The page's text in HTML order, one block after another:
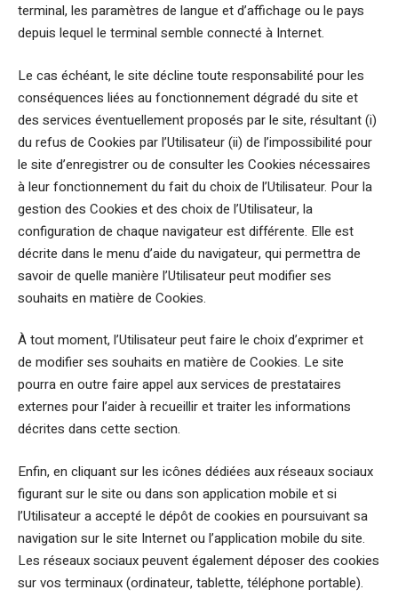
terminal, les paramètres de langue et d’affichage ou le pays
depuis lequel le terminal semble connecté à Internet.
Le cas échéant, le site décline toute responsabilité pour les
conséquences liées au fonctionnement dégradé du site et
des services éventuellement proposés par le site, résultant (i)
du refus de Cookies par l’Utilisateur (ii) de l’impossibilité pour
le site d’enregistrer ou de consulter les Cookies nécessaires
à leur fonctionnement du fait du choix de l’Utilisateur. Pour la
gestion des Cookies et des choix de l’Utilisateur, la
configuration de chaque navigateur est différente. Elle est
décrite dans le menu d’aide du navigateur, qui permettra de
savoir de quelle manière l’Utilisateur peut modifier ses
souhaits en matière de Cookies.
À tout moment, l’Utilisateur peut faire le choix d’exprimer et
de modifier ses souhaits en matière de Cookies. Le site
pourra en outre faire appel aux services de prestataires
externes pour l’aider à recueillir et traiter les informations
décrites dans cette section.
Enfin, en cliquant sur les icônes dédiées aux réseaux sociaux
figurant sur le site ou dans son application mobile et si
l’Utilisateur a accepté le dépôt de cookies en poursuivant sa
navigation sur le site Internet ou l’application mobile du site.
Les réseaux sociaux peuvent également déposer des cookies
sur vos terminaux (ordinateur, tablette, téléphone portable).